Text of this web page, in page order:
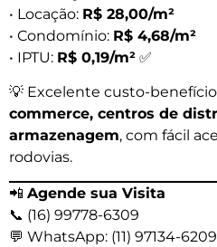
• Locação: R$ 28,00/m²
• Condomínio: R$ 4,68/m²
• IPTU: R$ 0,19/m² ✅
💡 Excelente custo-
commerce, centros de
armazenagem, com fácil
rodovias.
📲 Agende sua Visita
📞 (16) 99778-6309
💬 WhatsApp: (11) 97134-6209